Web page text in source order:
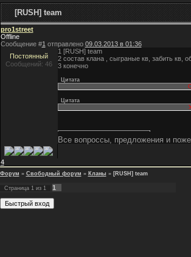
[RUSH] team
pro1street
Offline
Сообщение #1отправлено 09.03.2013 в 01:36
Постоянный
Сообщений: 46
1 [RUSH] team
2 состав клана , сыграные кв, забить кв,
3 конечно
Цитата
Цитата
Все вопроссы, предложения и
4
Форум » Свободный форум » Кланы » [RUSH] team
Страница 1из 1
1